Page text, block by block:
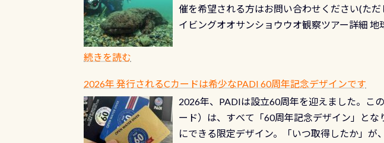
ーホールも非常に大切です BCDで言うと給気
過ぎて急浮上…なんて事がないようにしっか
点検をする度に1行目の「水漏れ検査代」が
8/31までの間に、ドライスーツの点検・オーバ
ドライスーツクリーニングだけでも出そうと
催を希望される方はお問い合わせください(た
イビングオオサンショウウオ観察ツアー詳細
ませ 6月から10月の間で開催しております 長
る清流（水質汚染の少ない、または無い川のこ
の「名水100選」にまた2001年には「日本の
ところでは12mほどあり十分ダイビングを楽
続きを読む
2026年 発行されるCカードは希少なPADI 60周年記念デザインです
2026年、PADIは設立60周年を迎えました。こ
ード）は、すべて「60周年記念デザイン」と
にできる限定デザイン。「いつ取得したか」が